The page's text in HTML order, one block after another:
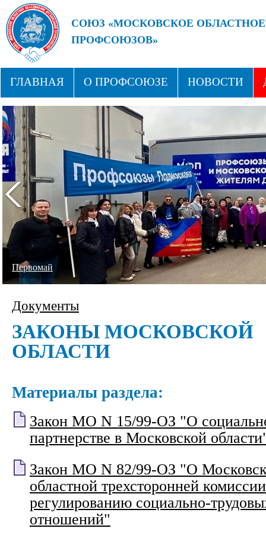
СОЮЗ «МОСКОВСКОЕ
ПРОФСОЮЗОВ»
ГЛАВНАЯ О ПРОФСОЮЗЕ НОВОСТИ
СТРУКТУРА ПРОФСОЮЗНЫЕ ЗДРАВНИЦЫ
Первомай
Документы
ЗАКОНЫ МОСКОВСКОЙ
ОБЛАСТИ
Материалы раздела:
Закон МО N 15/99-ОЗ "О
партнерстве в Московской
Закон МО N 82/99-ОЗ "О
областной трехсторонней
регулированию социально-
отношений"